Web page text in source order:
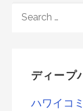
FOR:
ディープ
ハワイコ